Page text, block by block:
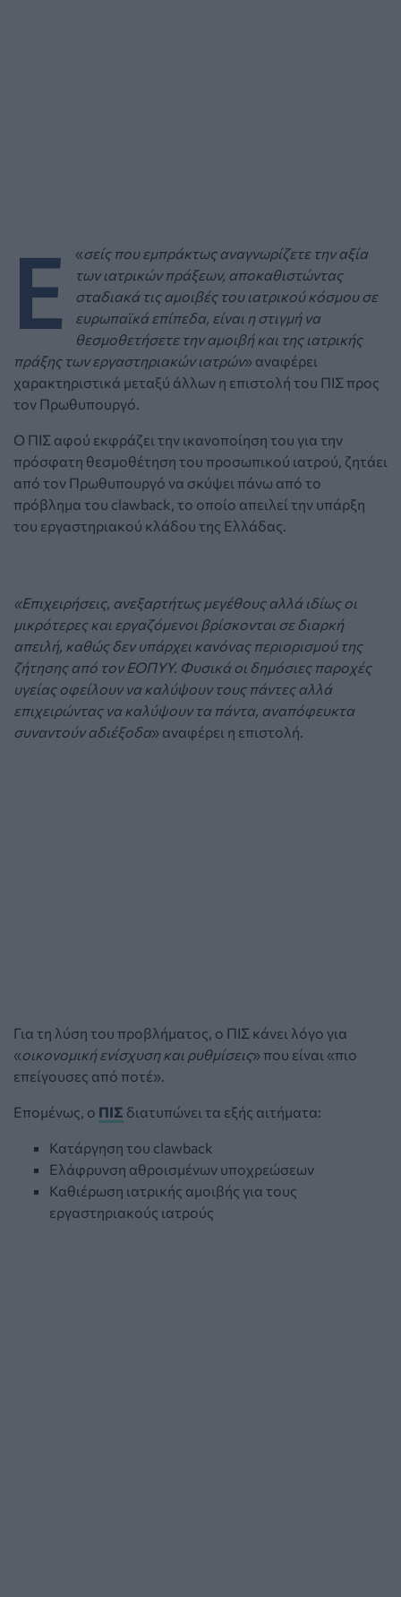
«
Ε
σείς που εμπράκτως αναγνωρίζετε την αξία
των ιατρικών πράξεων, αποκαθιστώντας
σταδιακά τις αμοιβές του ιατρικού κόσμου σε
ευρωπαϊκά επίπεδα, είναι η στιγμή να
θεσμοθετήσετε την αμοιβή και της ιατρικής
πράξης των εργαστηριακών ιατρών» αναφέρει
χαρακτηριστικά μεταξύ άλλων η επιστολή του ΠΙΣ προς
τον Πρωθυπουργό.
Ο ΠΙΣ αφού εκφράζει την ικανοποίηση του για την
πρόσφατη θεσμοθέτηση του προσωπικού ιατρού, ζητάει
από τον Πρωθυπουργό να σκύψει πάνω από το
πρόβλημα του clawback, το οποίο απειλεί την υπάρξη
του εργαστηριακού κλάδου της Ελλάδας.
«Επιχειρήσεις, ανεξαρτήτως μεγέθους αλλά ιδίως οι
μικρότερες και εργαζόμενοι βρίσκονται σε διαρκή
απειλή, καθώς δεν υπάρχει κανόνας περιορισμού της
ζήτησης από τον ΕΟΠΥΥ. Φυσικά οι δημόσιες παροχές
υγείας οφείλουν να καλύψουν τους πάντες αλλά
επιχειρώντας να καλύψουν τα πάντα, αναπόφευκτα
συναντούν αδιέξοδα» αναφέρει η επιστολή.
Για τη λύση του προβλήματος, ο ΠΙΣ κάνει λόγο για
«οικονομική ενίσχυση και ρυθμίσεις» που είναι «πιο
επείγουσες από ποτέ».
Επομένως, ο ΠΙΣ διατυπώνει τα εξής αιτήματα:
Κατάργηση του clawback
Ελάφρυνση αθροισμένων υποχρεώσεων
Καθιέρωση ιατρικής αμοιβής για τους
εργαστηριακούς ιατρούς